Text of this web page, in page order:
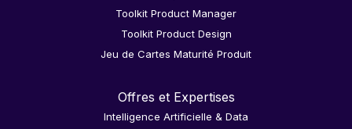
Toolkit Product Manager
Toolkit Product Design
Jeu de Cartes Maturité Produit
Offres et Expertises
Intelligence Artificielle & Data